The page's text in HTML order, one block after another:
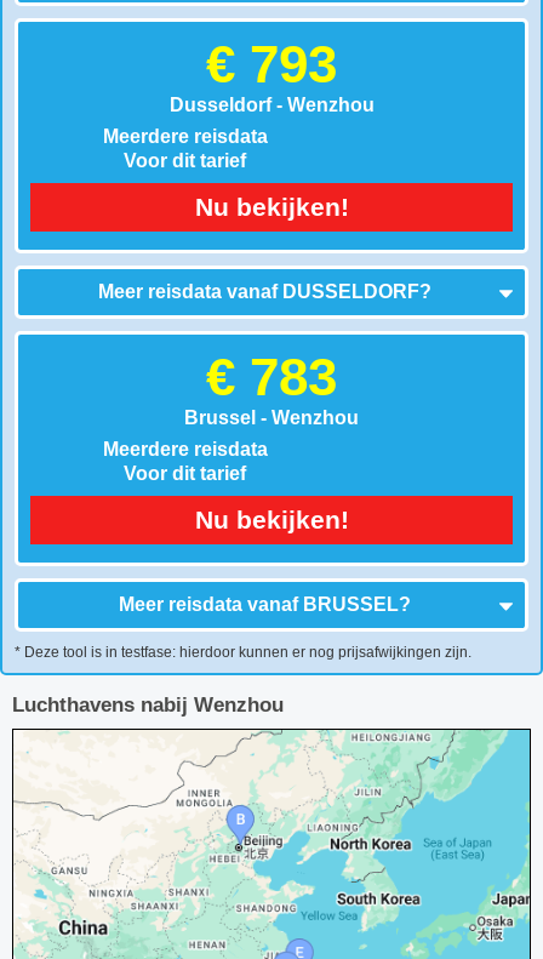
€ 793
Dusseldorf - Wenzhou
Meerdere reisdata
Voor dit tarief
Nu bekijken!
Meer reisdata vanaf DUSSELDORF?
€ 783
Brussel - Wenzhou
Meerdere reisdata
Voor dit tarief
Nu bekijken!
Meer reisdata vanaf BRUSSEL?
* Deze tool is in testfase: hierdoor kunnen er nog prijsafwijkingen zijn.
Luchthavens nabij Wenzhou